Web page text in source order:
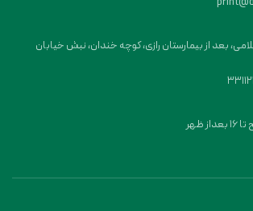
بعد از بیمارستان رازی، کوچه خندان، نبش خیابان